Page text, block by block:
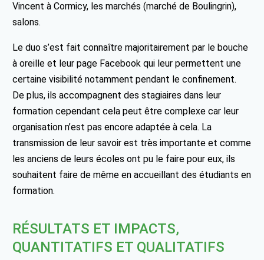
Vincent à Cormicy, les marchés (marché de Boulingrin),
salons.
Le duo s’est fait connaître majoritairement par le bouche
à oreille et leur page Facebook qui leur permettent une
certaine visibilité notamment pendant le confinement.
De plus, ils accompagnent des stagiaires dans leur
formation cependant cela peut être complexe car leur
organisation n’est pas encore adaptée à cela. La
transmission de leur savoir est très importante et comme
les anciens de leurs écoles ont pu le faire pour eux, ils
souhaitent faire de même en accueillant des étudiants en
formation.
RÉSULTATS ET IMPACTS,
QUANTITATIFS ET QUALITATIFS